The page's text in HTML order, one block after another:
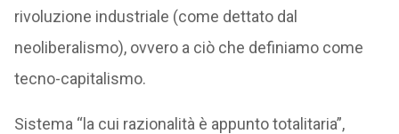
rivoluzione industriale (come dettato dal
neoliberalismo), ovvero a ciò che definiamo come
tecno-capitalismo.
Sistema “la cui razionalità è appunto totalitaria”,